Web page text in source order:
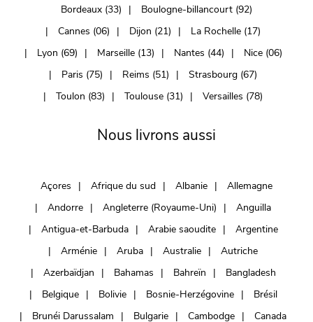
Bordeaux (33)
Boulogne-billancourt (92)
Cannes (06)
Dijon (21)
La Rochelle (17)
Lyon (69)
Marseille (13) Nantes (44)
Nice (06)
Paris (75)
Reims (51)
Strasbourg (67)
Toulon (83)
Toulouse (31) Versailles (78)
Nous livrons aussi
Açores Afrique du sud Albanie
Allemagne
Andorre
Angleterre (Royaume-Uni)
Anguilla
Antigua-et-Barbuda
Arabie saoudite
Argentine
Arménie
Aruba Australie
Autriche
Azerbaïdjan
Bahamas Bahreïn
Bangladesh
Belgique
Bolivie Bosnie-Herzégovine
Brésil
Brunéi Darussalam
Bulgarie Cambodge
Canada